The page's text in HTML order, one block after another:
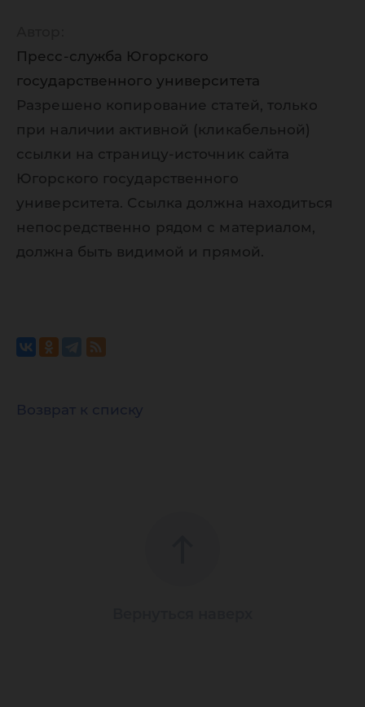
Пресс-служба Югорского
государственного университета
Разрешено копирование статей, только
при наличии активной (кликабельной)
ссылки на страницу-источник сайта
Югорского государственного
университета. Ссылка должна находиться
непосредственно рядом с материалом,
должна быть видимой и прямой.
Возврат к списку